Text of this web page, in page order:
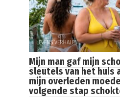
LEVENS VERHALEN
Mijn man gaf mijn
sleutels van het huis
mijn overleden
volgende stap